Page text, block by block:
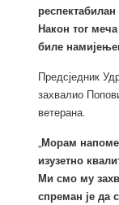
Након тог
биле
Предсједник
захвалио
ветерана.
Морам
изузетно
Ми смо му
спреман је да